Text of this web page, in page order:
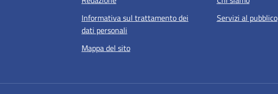
Informativa sul trattamento dei
dati personali
Mappa del sito
Servizi al pubblico